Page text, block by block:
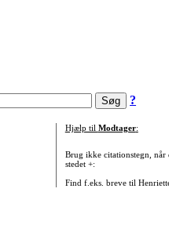
?
Hjælp til Modtager:
Brug ikke citationstegn, når
stedet +:
Find f.eks. breve til